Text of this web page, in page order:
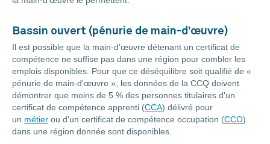
Bassin ouvert (pénurie de main-d’œuvre)
Il est possible que la main-d’œuvre détenant un certificat de
compétence ne suffise pas dans une région pour combler les
emplois disponibles. Pour que ce déséquilibre soit qualifié de «
pénurie de main-d'œuvre », les données de la CCQ doivent
démontrer que moins de 5 % des personnes titulaires d'un
certificat de compétence apprenti (CCA) délivré pour
un métier ou d'un certificat de compétence occupation (CCO)
dans une région donnée sont disponibles.